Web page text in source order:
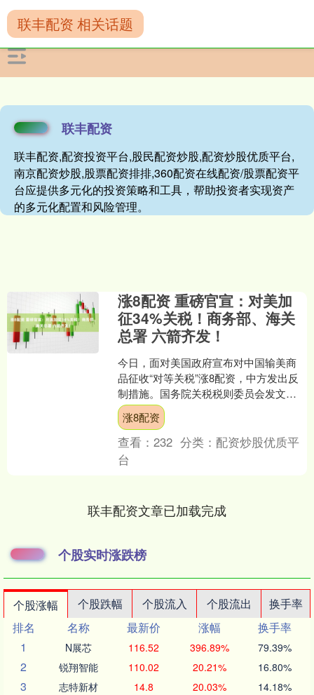
联丰配资
联丰配资,配资投资平台,股民配资炒股,配资炒股优质平台,
南京配资炒股,股票配资排排,360配资在线配资/股票配资平
台应提供多元化的投资策略和工具，帮助投资者实现资产
的多元化配置和风险管理。
联丰配资 相关话题
涨8配资 重磅官宣：对美加
征34%关税！商务部、海关
总署 六箭齐发！
今日，面对美国政府宣布对中国输美商
品征收“对等关税”涨8配资，中方发出反
制措施。国务院关税税则委员会发文
称，对原产于美国的所有进口商品，在
现行适用关税税率基础上....
涨8配资
查看：232 分类： 配资炒股优质平
台
联丰配资文章已加载完成
个股实时涨跌榜
个股涨幅 个股跌幅 个股流入 个股流出
换手率
排名
名称 最新价 涨幅
换手率
1
N展芯 116.52 396.89% 79.39%
2 锐翔智能 110.02 20.21% 16.80%
3 志特新材 14.8 20.03% 14.18%